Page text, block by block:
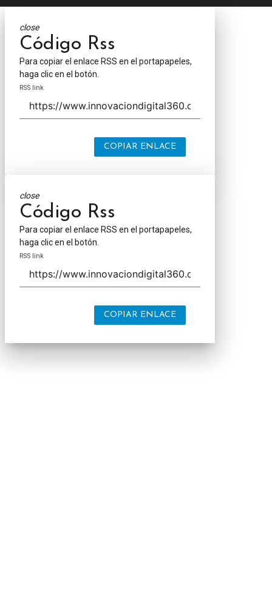
close
Código Rss
Para copiar el enlace RSS en el portapapeles,
haga clic en el botón.
RSS link
COPIAR ENLACE
close
Código Rss
Para copiar el enlace RSS en el portapapeles,
haga clic en el botón.
RSS link
COPIAR ENLACE